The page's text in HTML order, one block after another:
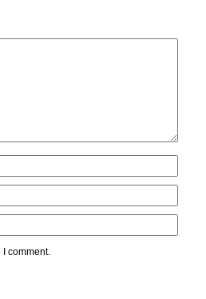
comment.